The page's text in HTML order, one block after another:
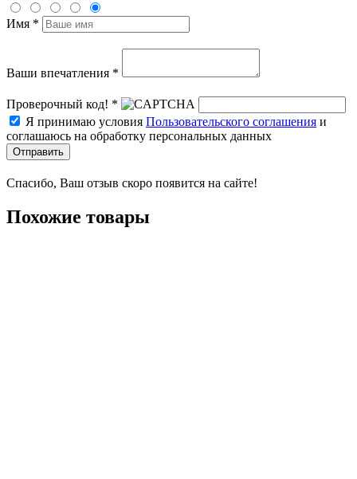
Имя *
Ваши впечатления *
Проверочный код! *
Я принимаю условия Пользовательского соглашения и
соглашаюсь на обработку персональных данных
Отправить
Спасибо, Ваш отзыв скоро появится на сайте!
Похожие товары